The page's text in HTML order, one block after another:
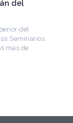
del
del
Seminarios
más de